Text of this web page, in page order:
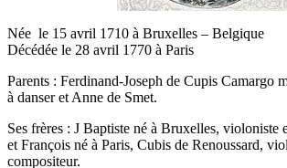
Née le 15 avril 1710 à Bruxelles – Belgique
Décédée le 28 avril 1770 à Paris
Parents : Ferdinand-Joseph de Cupis Camargo
à danser et Anne de Smet.
Ses frères : J Baptiste né à Bruxelles, violoniste
et François né à Paris, Cubis de Renoussard,
compositeur.